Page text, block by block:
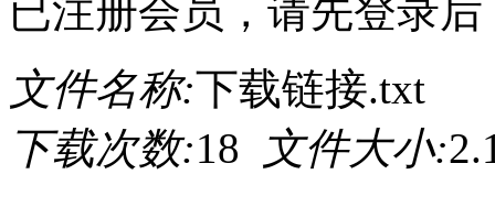
已注册会员，请先登录后
文件名称:下载链接.txt
下载次数:18 文件大小: